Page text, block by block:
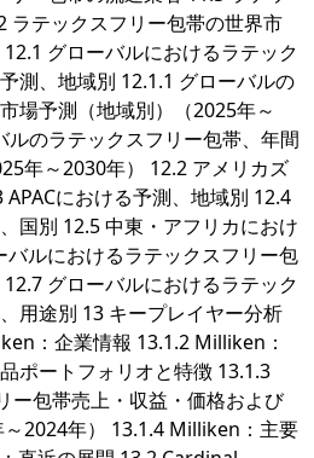
ラテックスフリー包帯の世界市
グローバルにおけるラテック
測、地域別 12.1.1 グローバルの
場予測（地域別）（2025年～
ルのラテックスフリー包帯、年間
年～2030年） 12.2 アメリカズ
における予測、地域別 12.4
国別 12.5 中東・アフリカにおけ
バルにおけるラテックスフリー包
グローバルにおけるラテック
用途別 13 キープレイヤー分析
：企業情報 13.1.2 Milliken：
ポートフォリオと特徴 13.1.3
ー包帯売上・収益・価格および
2024年） 13.1.4 Milliken：主要